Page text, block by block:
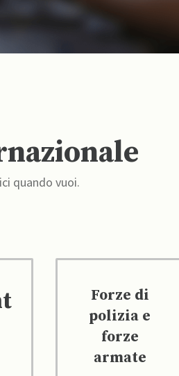
quando vuoi.
Forze di
polizia e
forze
armate